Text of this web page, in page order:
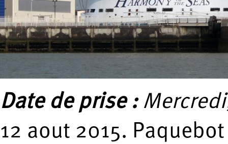
Date de prise :
12 aout 2015.